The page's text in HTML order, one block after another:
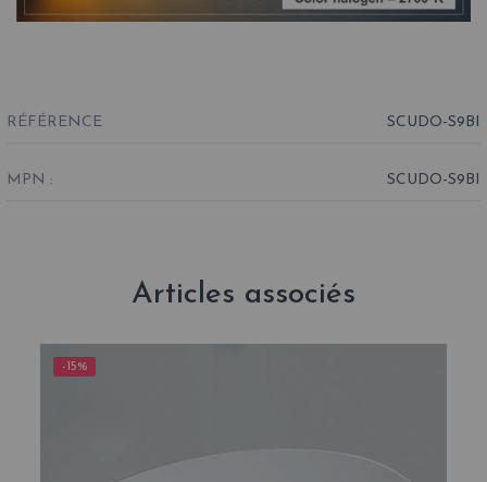
RÉFÉRENCE SCUDO-S9BI
MPN : SCUDO-S9BI
Articles associés
-15%